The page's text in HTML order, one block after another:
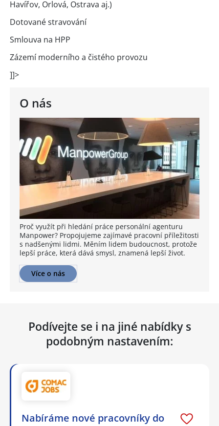
O nás
Proč využít při hledání práce personální agenturu
Manpower? Propojujeme zajímavé pracovní příležitosti
s nadšenými lidmi. Měním lidem budoucnost, protože
lepší práce, která dává smysl, znamená lepší život.
Více o nás
Havířov, Orlová, Ostrava aj.)
Dotované stravování
Smlouva na HPP
Zázemí moderního a čistého provozu
]]>
Podívejte se i na jiné nabídky s
podobným nastavením:
Nabíráme nové pracovníky do